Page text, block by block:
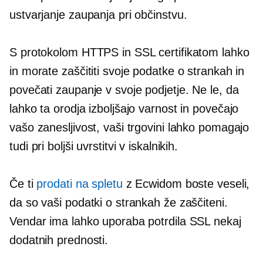
ustvarjanje zaupanja pri občinstvu.
S protokolom HTTPS in SSL certifikatom lahko
in morate zaščititi svoje podatke o strankah in
povečati zaupanje v svoje podjetje. Ne le, da
lahko ta orodja izboljšajo varnost in povečajo
vašo zanesljivost, vaši trgovini lahko pomagajo
tudi pri boljši uvrstitvi v iskalnikih.
Če ti prodati na spletu z Ecwidom boste veseli,
da so vaši podatki o strankah že zaščiteni.
Vendar ima lahko uporaba potrdila SSL nekaj
dodatnih prednosti.